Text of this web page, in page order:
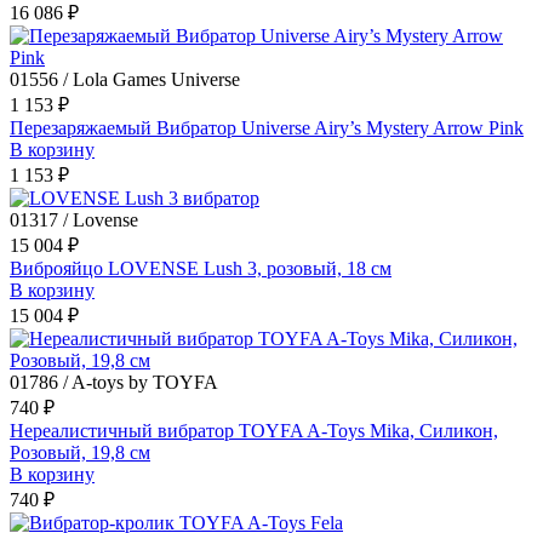
16 086 ₽
01556 / Lola Games Universe
1 153 ₽
Перезаряжаемый Вибратор Universe Airy’s Mystery Arrow Pink
В корзину
1 153 ₽
01317 / Lovense
15 004 ₽
Виброяйцо LOVENSE Lush 3, розовый, 18 см
В корзину
15 004 ₽
01786 / A-toys by TOYFA
740 ₽
Нереалистичный вибратор TOYFA A-Toys Mika, Силикон,
Розовый, 19,8 см
В корзину
740 ₽